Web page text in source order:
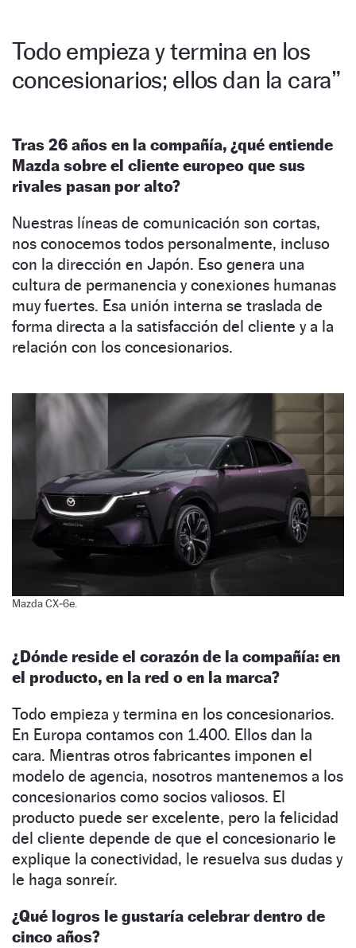
Todo empieza y termina en los
concesionarios; ellos dan la cara”
Tras 26 años en la compañía, ¿qué entiende
Mazda sobre el cliente europeo que sus
rivales pasan por alto?
Nuestras líneas de comunicación son cortas,
nos conocemos todos personalmente, incluso
con la dirección en Japón. Eso genera una
cultura de permanencia y conexiones humanas
muy fuertes. Esa unión interna se traslada de
forma directa a la satisfacción del cliente y a la
relación con los concesionarios.
Mazda CX‑6e.
¿Dónde reside el corazón de la compañía: en
el producto, en la red o en la marca?
Todo empieza y termina en los concesionarios.
En Europa contamos con 1.400. Ellos dan la
cara. Mientras otros fabricantes imponen el
modelo de agencia, nosotros mantenemos a los
concesionarios como socios valiosos. El
producto puede ser excelente, pero la felicidad
del cliente depende de que el concesionario le
explique la conectividad, le resuelva sus dudas y
le haga sonreír.
¿Qué logros le gustaría celebrar dentro de
cinco años?